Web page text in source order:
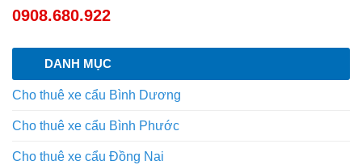
0908.680.922
DANH MỤC
Cho thuê xe cẩu Bình Dương
Cho thuê xe cẩu Bình Phước
Cho thuê xe cẩu Đồng Nai